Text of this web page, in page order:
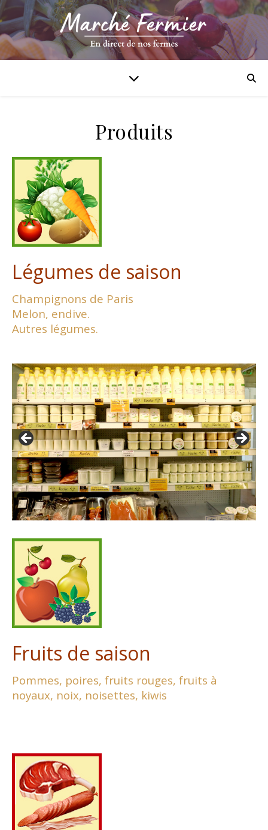
Produits
Légumes de saison
Champignons de Paris
Melon, endive.
Autres légumes.
Fruits de saison
Pommes, poires, fruits rouges, fruits à
noyaux, noix, noisettes, kiwis